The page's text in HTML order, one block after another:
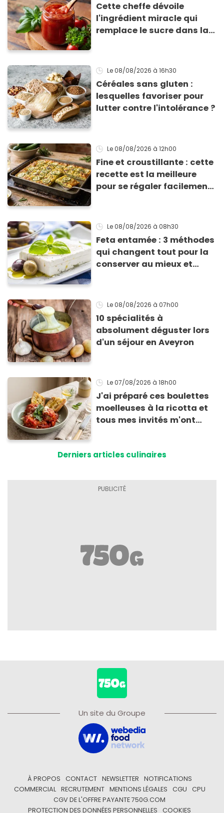
Cette cheffe dévoile
l'ingrédient miracle qui
remplace le sucre dans la
Le 08/08/2026 à 16h30
Céréales sans gluten :
lesquelles favoriser pour
lutter contre l'intolérance ?
Le 08/08/2026 à 12h00
Fine et croustillante : cette
recette est la meilleure
pour se régaler facilement
Le 08/08/2026 à 08h30
Feta entamée : 3 méthodes
qui changent tout pour la
conserver au mieux et
Le 08/08/2026 à 07h00
10 spécialités à
absolument déguster lors
d'un séjour en Aveyron
Le 07/08/2026 à 18h00
J'ai préparé ces boulettes
moelleuses à la ricotta et
tous mes invités m'ont
Derniers articles culinaires
Un site du Groupe
À PROPOS CONTACT NEWSLETTER
NOTIFICATIONS
COMMERCIAL
RECRUTEMENT MENTIONS LÉGALES CGU
CPU
CGV DE L'OFFRE PAYANTE 750G.COM
PROTECTION DES DONNÉES PERSONNELLES
COOKIES